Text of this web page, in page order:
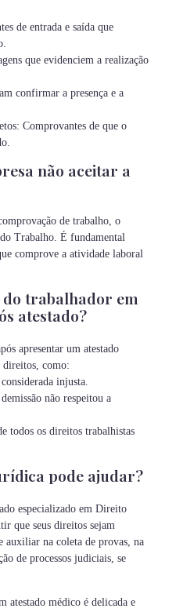
de entrada e saída que
que evidenciem a realização
confirmar a presença e a
Comprovantes de que o
não aceitar a
de trabalho, o
Trabalho. É fundamental
comprove a atividade laboral
do trabalhador em
atestado?
apresentar um atestado
direitos, como:
injusta.
não respeitou a
todos os direitos trabalhistas
pode ajudar?
especializado em Direito
que seus direitos sejam
auxiliar na coleta de provas, na
de processos judiciais, se
atestado médico é delicada e